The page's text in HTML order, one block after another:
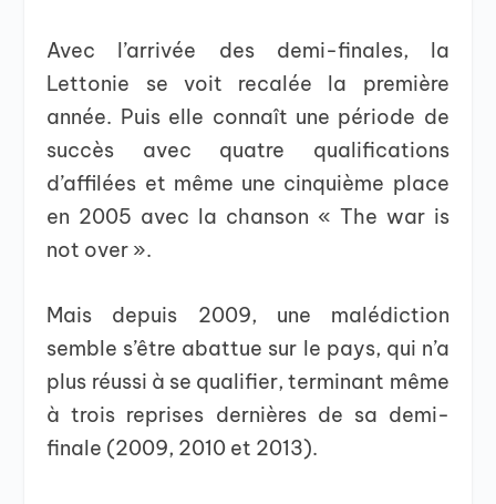
Avec l’arrivée des demi-finales, la
Lettonie se voit recalée la première
année. Puis elle connaît une période de
succès avec quatre qualifications
d’affilées et même une cinquième place
en 2005 avec la chanson « The war is
not over ».
Mais depuis 2009, une malédiction
semble s’être abattue sur le pays, qui n’a
plus réussi à se qualifier, terminant même
à trois reprises dernières de sa demi-
finale (2009, 2010 et 2013).